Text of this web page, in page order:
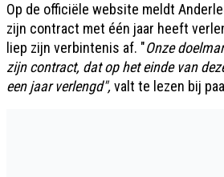
Op de officiële website meldt
zijn contract met één jaar heeft
liep zijn verbintenis af. "Onze
zijn contract, dat op het einde van
een jaar verlengd", valt te lezen bij